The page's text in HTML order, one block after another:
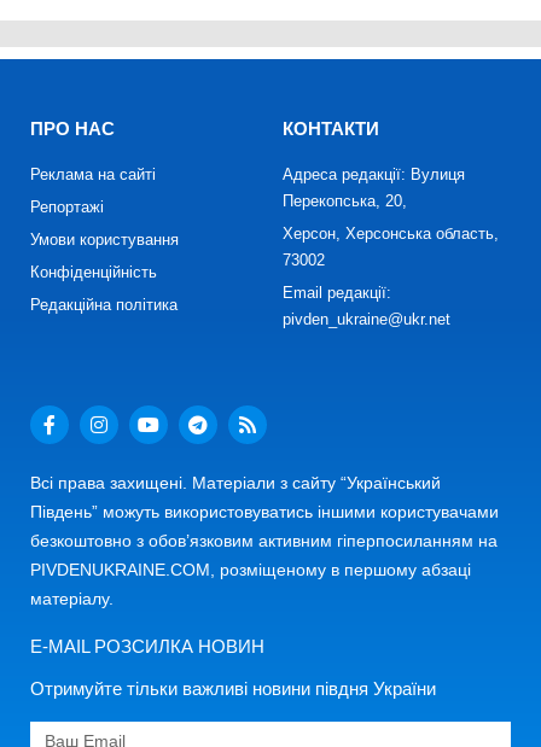
ПРО НАС
Реклама на сайті
Репортажі
Умови користування
Конфіденційність
Редакційна політика
КОНТАКТИ
Адреса редакції: Вулиця
Перекопська, 20,
Херсон, Херсонська область,
73002
Email редакції:
pivden_ukraine@ukr.net
Всі права захищені. Матеріали з сайту “Український
Південь” можуть використовуватись іншими користувачами
безкоштовно з обов’язковим активним гіперпосиланням на
PIVDENUKRAINE.COM, розміщеному в першому абзаці
матеріалу.
E-MAIL РОЗСИЛКА НОВИН
Отримуйте тільки важливі новини півдня України